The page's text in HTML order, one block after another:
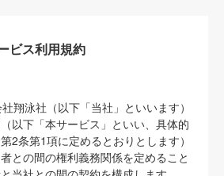
ビス利用規約
翔泳社（以下「当社」といいます）
以下「本サービス」といい、具体的
2条第1項に定めるとおりとします）
との間の権利義務関係を定めること